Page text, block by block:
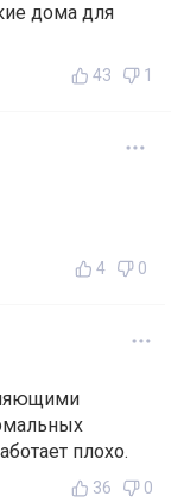
дома для
43 1
4 0
плохо.
36 0